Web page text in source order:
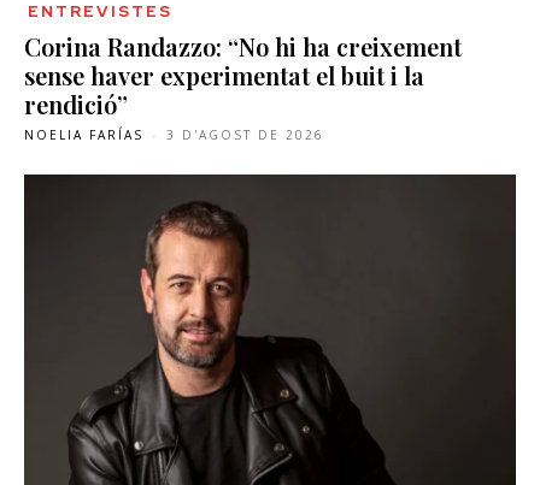
ENTREVISTES
Corina Randazzo: “No hi ha creixement
sense haver experimentat el buit i la
rendició”
NOELIA FARÍAS - 3 D'AGOST DE 2026